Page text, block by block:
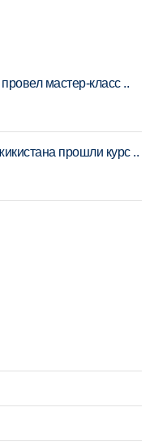
мастер-класс ..
прошли курс ..